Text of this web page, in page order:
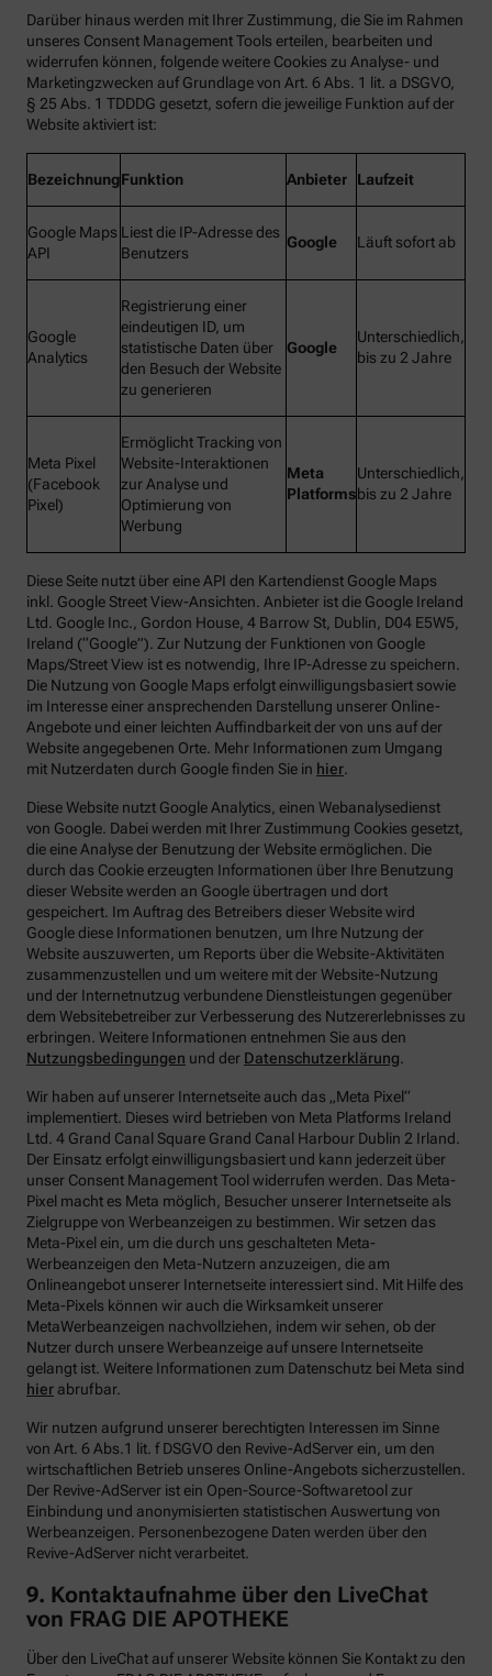
Darüber hinaus werden mit Ihrer Zustimmung, die Sie im Rahmen
unseres Consent Management Tools erteilen, bearbeiten und
widerrufen können, folgende weitere Cookies zu Analyse- und
Marketingzwecken auf Grundlage von Art. 6 Abs. 1 lit. a DSGVO,
§ 25 Abs. 1 TDDDG gesetzt, sofern die jeweilige Funktion auf der
Website aktiviert ist:
BezeichnungFunktion Anbieter Laufzeit
Google Maps
API
Liest die IP-Adresse des
Benutzers
Google Läuft sofort ab
Google
Analytics
Registrierung einer
eindeutigen ID, um
statistische Daten über
den Besuch der Website
zu generieren
Google
Unterschiedlich,
bis zu 2 Jahre
Meta Pixel
(Facebook
Pixel)
Ermöglicht Tracking von
Website-Interaktionen
zur Analyse und
Optimierung von
Werbung
Meta
Platforms
Unterschiedlich,
bis zu 2 Jahre
Diese Seite nutzt über eine API den Kartendienst Google Maps
inkl. Google Street View-Ansichten. Anbieter ist die Google Ireland
Ltd. Google Inc., Gordon House, 4 Barrow St, Dublin, D04 E5W5,
Ireland (“Google”). Zur Nutzung der Funktionen von Google
Maps/Street View ist es notwendig, Ihre IP-Adresse zu speichern.
Die Nutzung von Google Maps erfolgt einwilligungsbasiert sowie
im Interesse einer ansprechenden Darstellung unserer Online-
Angebote und einer leichten Auffindbarkeit der von uns auf der
Website angegebenen Orte. Mehr Informationen zum Umgang
mit Nutzerdaten durch Google finden Sie in hier.
Diese Website nutzt Google Analytics, einen Webanalysedienst
von Google. Dabei werden mit Ihrer Zustimmung Cookies gesetzt,
die eine Analyse der Benutzung der Website ermöglichen. Die
durch das Cookie erzeugten Informationen über Ihre Benutzung
dieser Website werden an Google übertragen und dort
gespeichert. Im Auftrag des Betreibers dieser Website wird
Google diese Informationen benutzen, um Ihre Nutzung der
Website auszuwerten, um Reports über die Website-Aktivitäten
zusammenzustellen und um weitere mit der Website-Nutzung
und der Internetnutzug verbundene Dienstleistungen gegenüber
dem Websitebetreiber zur Verbesserung des Nutzererlebnisses zu
erbringen. Weitere Informationen entnehmen Sie aus den
Nutzungsbedingungen und der Datenschutzerklärung.
Wir haben auf unserer Internetseite auch das „Meta Pixel“
implementiert. Dieses wird betrieben von Meta Platforms Ireland
Ltd. 4 Grand Canal Square Grand Canal Harbour Dublin 2 Irland.
Der Einsatz erfolgt einwilligungsbasiert und kann jederzeit über
unser Consent Management Tool widerrufen werden. Das Meta-
Pixel macht es Meta möglich, Besucher unserer Internetseite als
Zielgruppe von Werbeanzeigen zu bestimmen. Wir setzen das
Meta-Pixel ein, um die durch uns geschalteten Meta-
Werbeanzeigen den Meta-Nutzern anzuzeigen, die am
Onlineangebot unserer Internetseite interessiert sind. Mit Hilfe des
Meta-Pixels können wir auch die Wirksamkeit unserer
MetaWerbeanzeigen nachvollziehen, indem wir sehen, ob der
Nutzer durch unsere Werbeanzeige auf unsere Internetseite
gelangt ist. Weitere Informationen zum Datenschutz bei Meta sind
hier abrufbar.
Wir nutzen aufgrund unserer berechtigten Interessen im Sinne
von Art. 6 Abs.1 lit. f DSGVO den Revive-AdServer ein, um den
wirtschaftlichen Betrieb unseres Online-Angebots sicherzustellen.
Der Revive-AdServer ist ein Open-Source-Softwaretool zur
Einbindung und anonymisierten statistischen Auswertung von
Werbeanzeigen. Personenbezogene Daten werden über den
Revive-AdServer nicht verarbeitet.
9. Kontaktaufnahme über den LiveChat
von FRAG DIE APOTHEKE
Über den LiveChat auf unserer Website können Sie Kontakt zu den